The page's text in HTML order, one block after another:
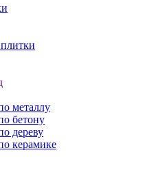
металлу
бетону
дереву
керамике